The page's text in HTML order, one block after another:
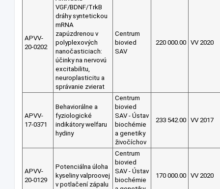
APVV-
20-0202
VGF/BDNF/TrkB
dráhy syntetickou
mRNA
zapúzdrenou v
polyplexových
nanočasticiach:
účinky na nervovú
excitabilitu,
neuroplasticitu a
správanie zvierat
Centrum
biovied
SAV
220 000.00 VV 2020
APVV-
17-0371
Behaviorálne a
fyziologické
indikátory welfaru
hydiny
Centrum
biovied
SAV - Ústav
biochémie
a genetiky
živočíchov
233 542.00 VV 2017
APVV-
20-0129
Potenciálna úloha
kyseliny valproovej
v potlačení zápalu
Centrum
biovied
SAV - Ústav
biochémie
170 000.00 VV 2020